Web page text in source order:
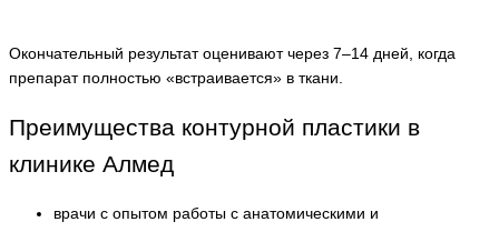
Окончательный результат оценивают через 7–14 дней, когда
препарат полностью «встраивается» в ткани.
Преимущества контурной пластики в
клинике Алмед
врачи с опытом работы с анатомическими и